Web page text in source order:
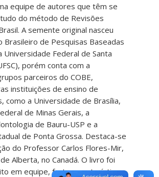
equipe de autores que têm se
do método de Revisões
A semente original nasceu
Brasileiro de Pesquisas Baseadas
Universidade Federal de Santa
porém conta com a
parceiros do COBE,
instituições de ensino de
como a Universidade de Brasília,
de Minas Gerais, a
de Bauru-USP e a
de Ponta Grossa. Destaca-se
do Professor Carlos Flores-Mir,
Alberta, no Canadá. O livro foi
em equipe, forte característica